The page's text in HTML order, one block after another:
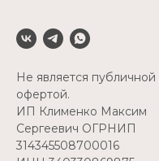
Не является публичной
офертой.
ИП Клименко Максим
Сергеевич ОГРНИП
314345508700016